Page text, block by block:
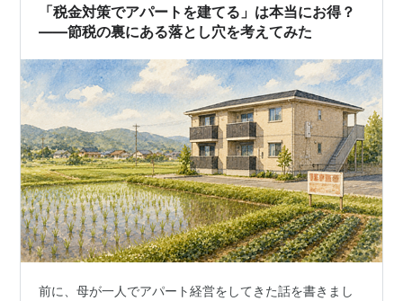
「税金対策でアパートを建てる」は本当にお得？
――節税の裏にある落とし穴を考えてみた
前に、母が一人でアパート経営をしてきた話を書きまし